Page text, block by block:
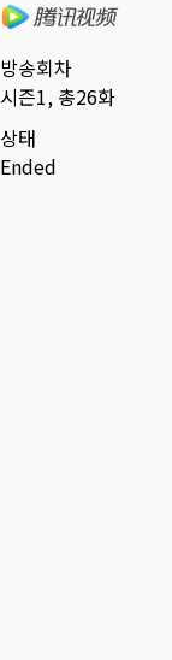
방송회차
시즌1, 총26화
상태
Ended